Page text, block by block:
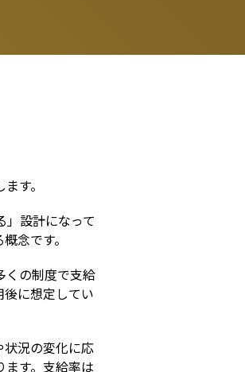
す。
」設計になって
念です。
くの制度で支給
に想定してい
況の変化に応
す。支給率は